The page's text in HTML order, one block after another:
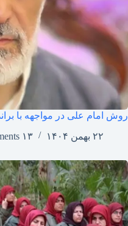
روش امام علی در مواجهه با
۲۲ بهمن ۱۴۰۴
۱۳ Comments